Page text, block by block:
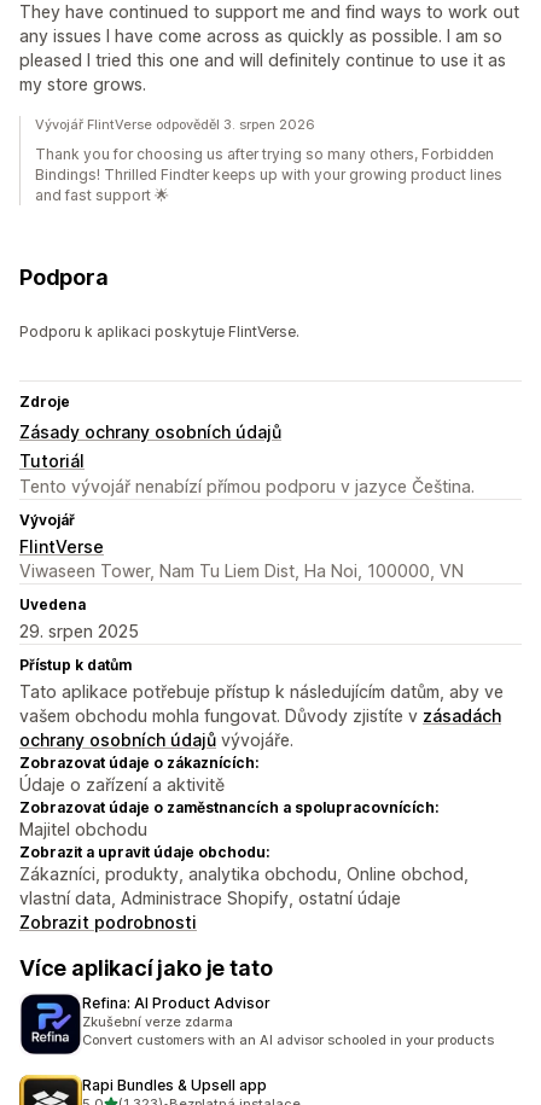
They have continued to support me and find ways to work out
any issues I have come across as quickly as possible. I am so
pleased I tried this one and will definitely continue to use it as
my store grows.
Vývojář FlintVerse odpověděl 3. srpen 2026
Thank you for choosing us after trying so many others, Forbidden
Bindings! Thrilled Findter keeps up with your growing product lines
and fast support 🌟
Podpora
Podporu k aplikaci poskytuje FlintVerse.
Zdroje
Zásady ochrany osobních údajů
Tutoriál
Tento vývojář nenabízí přímou podporu v jazyce Čeština.
Vývojář
FlintVerse
Viwaseen Tower, Nam Tu Liem Dist, Ha Noi, 100000, VN
Uvedena
29. srpen 2025
Přístup k datům
Tato aplikace potřebuje přístup k následujícím datům, aby ve
vašem obchodu mohla fungovat. Důvody zjistíte v zásadách
ochrany osobních údajů vývojáře.
Zobrazovat údaje o zákaznících:
Údaje o zařízení a aktivitě
Zobrazovat údaje o zaměstnancích a spolupracovnících:
Majitel obchodu
Zobrazit a upravit údaje obchodu:
Zákazníci, produkty, analytika obchodu, Online obchod,
vlastní data, Administrace Shopify, ostatní údaje
Zobrazit podrobnosti
Více aplikací jako je tato
Refina: AI Product Advisor
Zkušební verze zdarma
Convert customers with an AI advisor schooled in your products
Rapi Bundles & Upsell app